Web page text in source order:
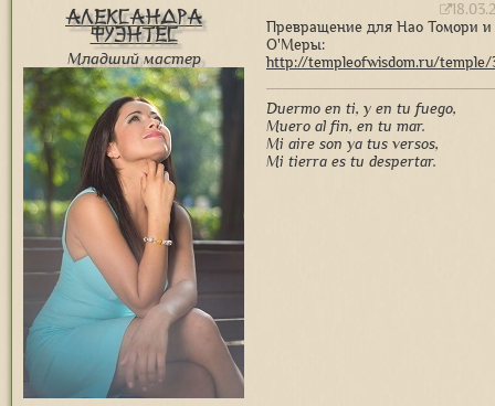
Александра
Фуэнтес
Младший мастер
Превращение для Нао Томори и
О'Меры:
http://templeofwisdom.ru/temple/
Duermo en ti, y en tu fuego,
Muero al fin, en tu mar.
Mi aire son ya tus versos,
Mi tierra es tu despertar.